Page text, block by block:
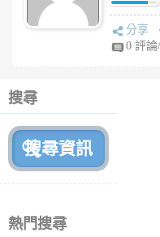
分享
0 評
搜尋
熱門搜尋